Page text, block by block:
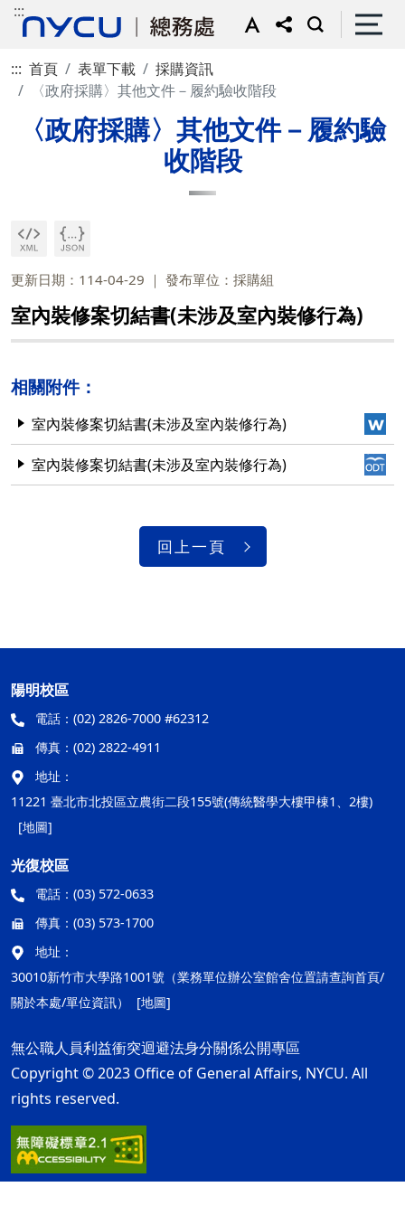
:::
::: 首頁 表單下載
採購資訊
〈政府採購〉其他文件－履約驗收階段
〈政府採購〉其他文件－履約驗
收階段
更新日期：114-04-29 發布單位：採購組
室內裝修案切結書(未涉及室內裝修行為)
相關附件：
室內裝修案切結書(未涉及室內裝修行為)
室內裝修案切結書(未涉及室內裝修行為)
回上一頁
陽明校區
電話： (02) 2826-7000 #62312
傳真： (02) 2822-4911
地址：
11221 臺北市北投區立農街二段155號(傳統醫學大樓甲棟1、2樓)
[地圖]
光復校區
電話： (03) 572-0633
傳真： (03) 573-1700
地址：
30010新竹市大學路1001號（業務單位辦公室館舍位置請查詢首頁/
關於本處/單位資訊）
[地圖]
無公職人員利益衝突迴避法身分關係公開專區
Copyright © 2023 Office of General Affairs, NYCU. All
rights reserved.